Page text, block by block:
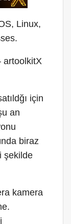
Linux,
artoolkitX
için
an
biraz
şekilde
kamera